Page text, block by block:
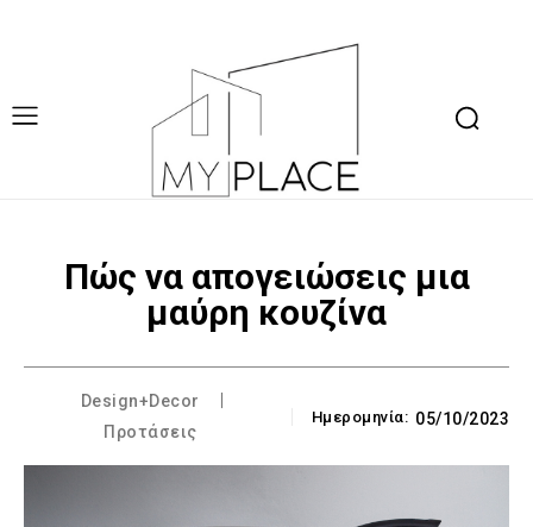
Πώς να απογειώσεις μια
μαύρη κουζίνα
Design+Decor
Προτάσεις
Ημερομηνία: 05/10/2023